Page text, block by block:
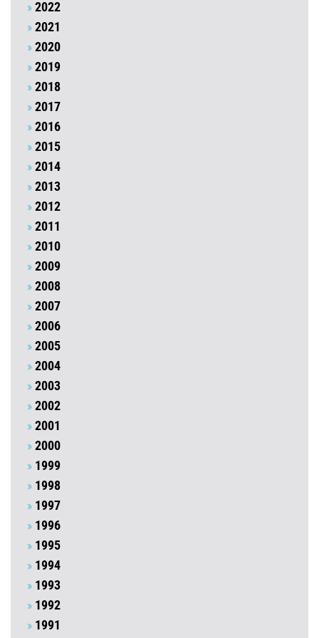
2022
2021
2020
2019
2018
2017
2016
2015
2014
2013
2012
2011
2010
2009
2008
2007
2006
2005
2004
2003
2002
2001
2000
1999
1998
1997
1996
1995
1994
1993
1992
1991